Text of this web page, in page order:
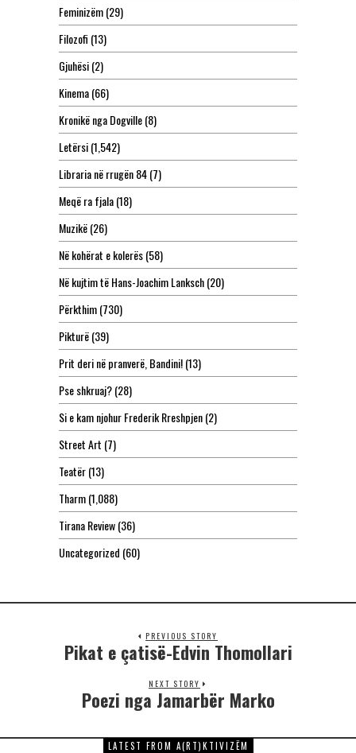
Feminizëm(29)
Filozofi (13)
Gjuhësi(2)
Kinema(66)
Kronikë nga Dogville(8)
Letërsi(1,542)
Libraria në rrugën 84(7)
Meqë ra fjala(18)
Muzikë(26)
Në kohërat e kolerës(58)
Në kujtim të Hans-Joachim Lanksch(20)
Përkthim(730)
Pikturë(39)
Prit deri në pranverë, Bandini!(13)
Pse shkruaj?(28)
Si e kam njohur Frederik Rreshpjen(2)
Street Art (7)
Teatër(13)
Tharm(1,088)
Tirana Review(36)
Uncategorized (60)
PREVIOUS STORY
Pikat e çatisë-Edvin Thomollari
NEXT STORY
Poezi nga Jamarbër Marko
LATEST FROM A(RT)KTIVIZËM